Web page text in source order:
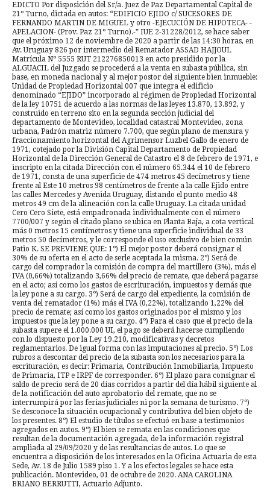
EDICTO Por disposición del Sr/a. Juez de Paz Departamental Capital de
21º Turno, dictada en autos: “EDIFICIO EJIDO c/ SUCESORES DE
FERNANDO MARTIN DE MIGUEL y otro -EJECUCIÓN DE HIPOTECA- -
APELACION- (Prov. Paz 21º Turno).-” IUE 2-31228/2012, se hace saber
que el próximo 12 de noviembre de 2020 a partir de las 14:30 horas, en
Av. Uruguay 826 por intermedio del Rematador ASSAD HAJJOUL
Matrícula Nº 5555 RUT 212276850013 en acto presidido por la
ALGUACIL del Juzgado se procederá a la venta en subasta pública, sin
base, en moneda nacional y al mejor postor del siguiente bien inmueble:
Unidad de Propiedad Horizontal 007 que integra el edificio
denominado “EJIDO” incorporado al régimen de Propiedad Horizontal
de la ley 10751 de acuerdo a las normas de las leyes 13.870, 13.892, y
construido en terreno sito en la segunda sección judicial del
departamento de Montevideo, localidad catastral Montevideo, zona
urbana, Padrón matriz número 7.700, que según plano de mensura y
fraccionamiento horizontal del Agrimensor Luzbel Gallo de enero de
1971, cotejado por la División Capital Departamento de Propiedad
Horizontal de la Dirección General de Catastro el 8 de febrero de 1971, e
inscripto en la citada Dirección con el número 65.344 el 10 de febrero
de 1971, consta de una superficie de 474 metros 45 decímetros y tiene
frente al Este 10 metros 98 centímetros de frente a la calle Ejido entre
las calles Mercedes y Avenida Uruguay, distando el punto medio 48
metros 49 cm de la alineación con la calle Uruguay. La citada unidad
Cero Cero Siete, está empadronada individualmente con el número
7700/007 y según el citado plano se ubica en Planta Baja, a cota vertical
más 0 metros 15 centímetros y tiene una superficie individual de 33
metros 50 decímetros, y le corresponde el uso exclusivo de bien común
Patio K. SE PREVIENE QUE: 1º) El mejor postor deberá consignar el
30% de su oferta en el acto de serle aceptada la misma. 2º) Será de
cargo del comprador la comisión de compra del martillero (3%), más el
IVA (0,66%) totalizando 3,66% del precio de remate, que deberá pagarse
en el acto; así como los gastos de escrituración, impuestos y demás que
la ley pone a su cargo. 3º) Será de cargo del expediente, la comisión de
venta del rematador (1%) más el IVA (0,22%), totalizando 1,22% del
precio de remate; así como los gastos originados por el mismo y los
impuestos que la ley pone a su cargo. 4º) Para el caso que el precio de la
subasta supere el 1.000.000 UI, el pago se deberá hacerse cumpliendo
con lo dispuesto por la Ley 19.210, modificativas y decretos
reglamentarios. De igual forma con las imputaciones al precio. 5º) Los
rubros a descontar del precio de la subasta son los necesarios para la
escrituración, es decir: Primaria, Contribución Inmobiliaria, Impuesto
de Primaria, ITP e IRPF de corresponder. 6º) El plazo para consignar el
saldo de precio será de 20 días corridos a partir del día hábil siguiente al
de la notificación del auto aprobatorio del remate, que no se
interrumpirá por las ferias judiciales ni por la semana de turismo. 7º)
Se desconoce la situación ocupacional y contributiva del bien objeto de
los presentes. 8º) El estudio de títulos se efectuó en base a testimonios
agregados en autos. 9º) El bien se remata en las condiciones que
resultan de la documentación agregada, de la información registral
ampliada al 29/09/2020 y de las resultancias de autos. Lo que se
encuentra a disposición de los interesados en la Oficina Actuaria de esta
Sede, Av. 18 de Julio 1589 piso 1. Y a los efectos legales se hace esta
publicación. Montevideo, 01 de octubre de 2020. ANA CAROLINA
BRIANO BERRUTTI, Actuario Adjunto.